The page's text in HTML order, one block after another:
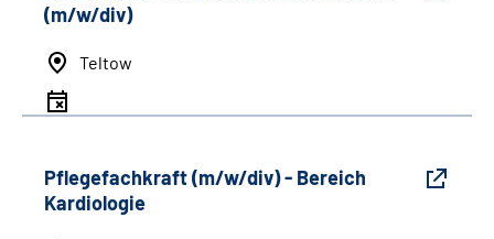
(m/w/div)
Teltow
Pflegefachkraft (m/w/div) - Bereich
Kardiologie